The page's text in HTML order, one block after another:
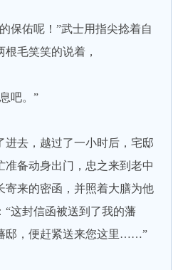
佑呢！”武士用指尖捻着自
毛笑笑的说着，
吧。”
去，越过了一小时后，宅邸
准备动身出门，忠之来到老中
寄来的密函，并照着大膳为他
“这封信函被送到了我的藩
邸，便赶紧送来您这里……”